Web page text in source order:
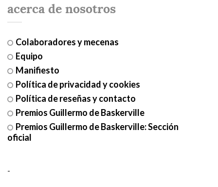
acerca de nosotros
Colaboradores y mecenas
Equipo
Manifiesto
Política de privacidad y cookies
Política de reseñas y contacto
Premios Guillermo de Baskerville
Premios Guillermo de Baskerville: Sección
oficial
-